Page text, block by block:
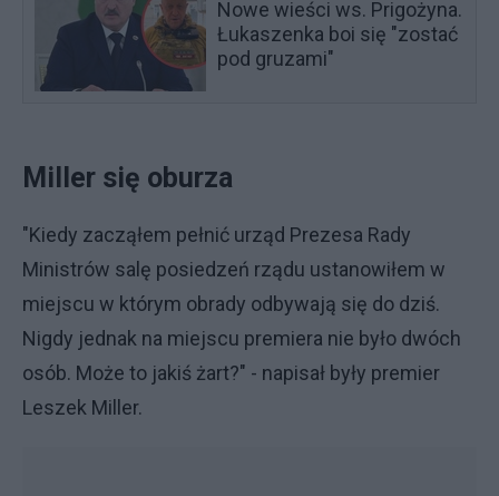
Nowe wieści ws. Prigożyna.
Łukaszenka boi się "zostać
pod gruzami"
Miller się oburza
"Kiedy zacząłem pełnić urząd Prezesa Rady
Ministrów salę posiedzeń rządu ustanowiłem w
miejscu w którym obrady odbywają się do dziś.
Nigdy jednak na miejscu premiera nie było dwóch
osób. Może to jakiś żart?" - napisał były premier
Leszek Miller.